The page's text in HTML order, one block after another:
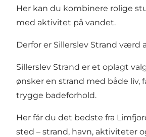
Her kan du kombinere rolige
med aktivitet på vandet.
Derfor er Sillerslev Strand værd
Sillerslev Strand er et oplagt
ønsker en strand med både liv,
trygge badeforhold.
Her får du det bedste fra
sted – strand, havn, aktiviteter